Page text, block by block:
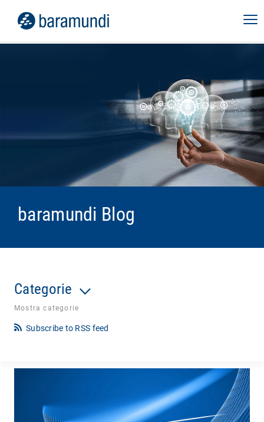
baramundi Blog
Categorie
Mostra categorie
Subscribe to RSS feed